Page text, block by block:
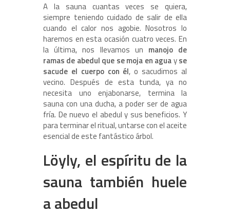
A la sauna cuantas veces se quiera,
siempre teniendo cuidado de salir de ella
cuando el calor nos agobie. Nosotros lo
haremos en esta ocasión cuatro veces. En
la última, nos llevamos un manojo de
ramas de abedul que se moja en aguayse
sacude el cuerpo con él, o sacudimos al
vecino. Después de esta tunda, ya no
necesita uno enjabonarse, termina la
sauna con una ducha, a poder ser de agua
fría. De nuevo el abedul y sus beneficios. Y
para terminar el ritual, untarse con el aceite
esencial de este fantástico árbol.
Löyly, el espíritu de la
sauna también huele
a abedul